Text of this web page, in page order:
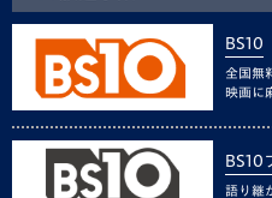
BS10
全国無
映画に
BS10
語り継